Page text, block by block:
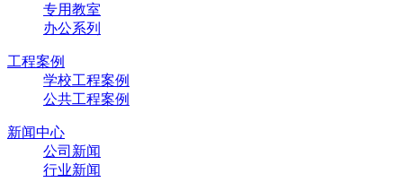
专用教室
办公系列
工程案例
学校工程案例
公共工程案例
新闻中心
公司新闻
行业新闻